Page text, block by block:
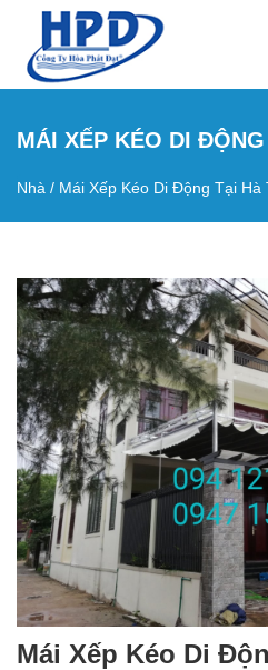
Nhảy đến nội dung
MÁI XẾP KÉO DI
Bạn đang ở đây
Nhà / Mái Xếp Kéo Di Động Tại Hà
Mái Xếp Kéo Di